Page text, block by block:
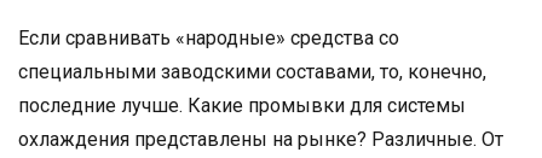
Если сравнивать «народные» средства со
специальными заводскими составами, то, конечно,
последние лучше. Какие промывки для системы
охлаждения представлены на рынке? Различные. От